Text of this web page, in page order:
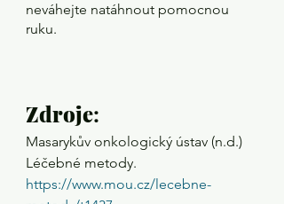
neváhejte natáhnout pomocnou
ruku.
Zdroje:
Masarykův onkologický ústav (n.d.)
Léčebné metody.
https://www.mou.cz/lecebne-